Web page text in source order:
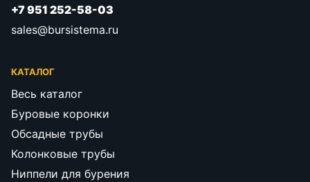
+7 951 252-58-03
sales@bursistema.ru
КАТАЛОГ
Весь каталог
Буровые коронки
Обсадные трубы
Колонковые трубы
Ниппели для бурения